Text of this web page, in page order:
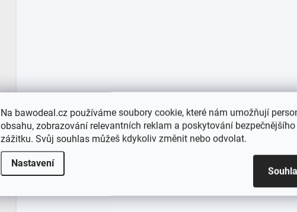
Na bawodeal.cz používáme soubory cookie, které nám umožňují
obsahu, zobrazování relevantních reklam a poskytování bezpečnějšího
zážitku. Svůj souhlas můžeš kdykoliv změnit nebo odvolat.
Nastavení